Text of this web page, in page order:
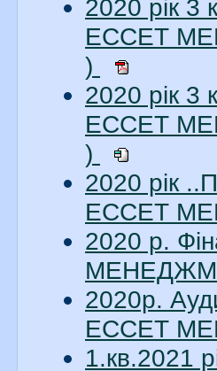
2020 рік 3
ЕССЕТ
)
2020 рік 3
ЕССЕТ
)
2020 рік
ЕССЕТ
2020 р.
2020р.
ЕССЕТ
1.кв.2021